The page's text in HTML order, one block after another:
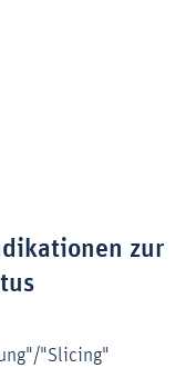
zur
"Slicing"